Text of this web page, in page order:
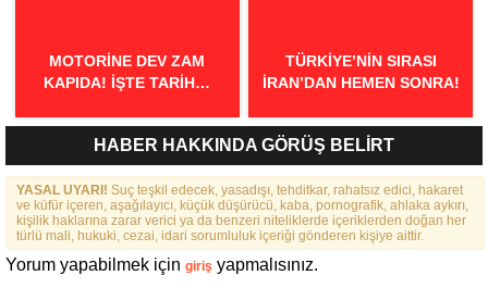
MOTORINE DEV ZAM
KAPIDA! İŞTE TARIH…
TÜRKIYE’NIN SIRASI
İRAN’DAN HEMEN SONRA!
HABER HAKKINDA GÖRÜŞ BELİRT
YASAL UYARI! Suç teşkil edecek, yasadışı, tehditkar, rahatsız edici, hakaret
ve küfür içeren, aşağılayıcı, küçük düşürücü, kaba, pornografik, ahlaka aykırı,
kişilik haklarına zarar verici ya da benzeri niteliklerde içeriklerden doğan her
türlü mali, hukuki, cezai, idari sorumluluk içeriği gönderen kişiye aittir.
Yorum yapabilmek için giriş yapmalısınız.